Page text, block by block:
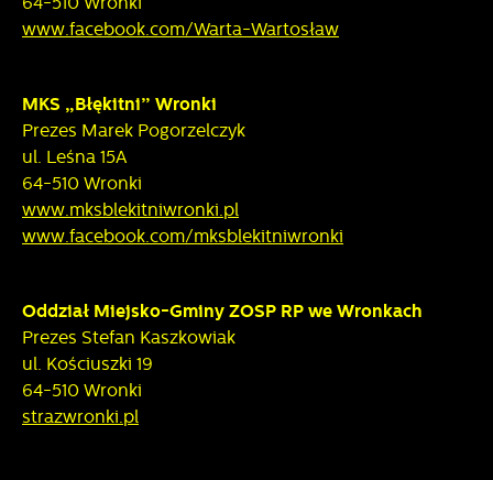
www.facebook.com/Warta-Wartosław
MKS „Błękitni” Wronki
Prezes Marek Pogorzelczyk
ul. Leśna 15A
64-510 Wronki
www.mksblekitniwronki.pl
www.facebook.com/mksblekitniwronki
Oddział Miejsko-Gminy ZOSP RP we Wronkach
Prezes Stefan Kaszkowiak
ul. Kościuszki 19
64-510 Wronki
strazwronki.pl